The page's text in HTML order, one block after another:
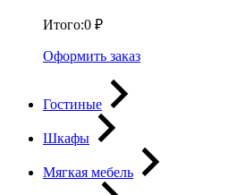
Итого:0 ₽
Оформить заказ
Гостиные
Шкафы
Мягкая мебель